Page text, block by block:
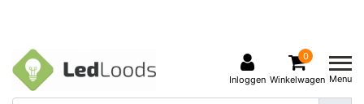
Inloggen
0
Winkelwagen Menu